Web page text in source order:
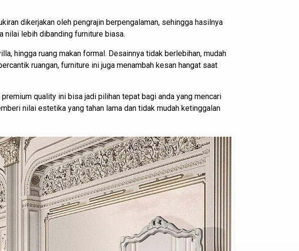
dikerjakan oleh pengrajin berpengalaman, sehingga hasilnya
nilai lebih dibanding furniture biasa.
hingga ruang makan formal. Desainnya tidak berlebihan, mudah
ruangan, furniture ini juga menambah kesan hangat saat
quality ini bisa jadi pilihan tepat bagi anda yang mencari
nilai estetika yang tahan lama dan tidak mudah ketinggalan